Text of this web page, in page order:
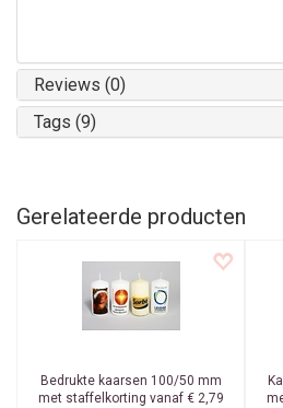
Reviews (0)
Tags (9)
Gerelateerde producten
Bedrukte kaarsen 100/50 mm
met staffelkorting vanaf € 2,79